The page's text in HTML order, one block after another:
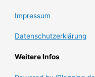
Impressum
Datenschutzerklärung
Weitere Infos